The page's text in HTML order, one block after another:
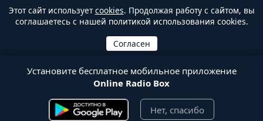
Этот сайт используетcookies. Продолжая работу с сайтом, вы
соглашаетесь с нашей политикой использования cookies.
Установите бесплатное мобильное приложение
Online Radio Box
Нет, спасибо